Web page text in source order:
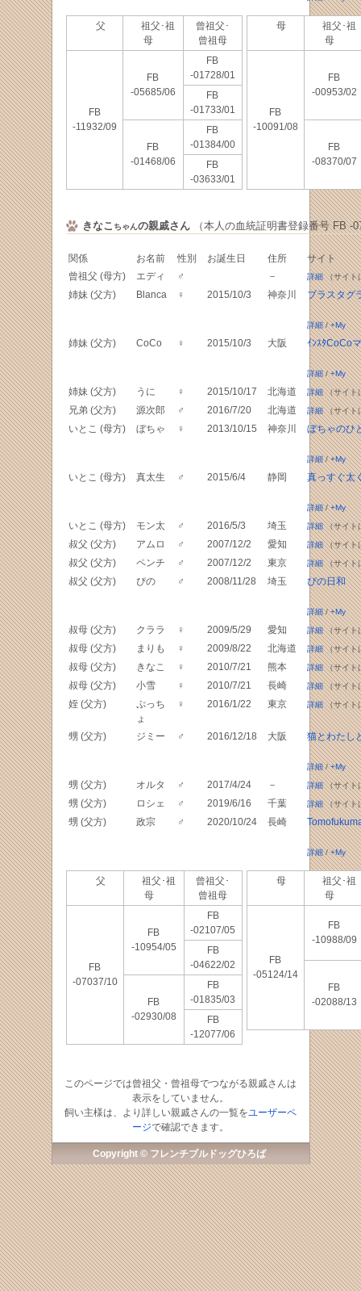
父
祖父･祖
母
曾祖父･
曾祖母
FB
-11932/09
FB
-05685/06
FB
-01728/01
FB
-01733/01
FB
-01468/06
FB
-01384/00
FB
-03633/01
母
祖父･祖
母
FB
-10091/08
FB
-00953/02
FB
-08370/07
きなこ ちゃんの親戚さん（本人の血統証明書登録番号 FB -
関係 お名前 性別 お誕生日 住所
サイト
曾祖父 (母方)
エディ ♂ － 詳細（サイト
姉妹 (父方) Blanca ♀ 2015/10/3 神奈川 ブラスタグ
詳細/+My
姉妹 (父方) CoCo ♀ 2015/10/3 大阪 ｲﾝｽﾀCoCo
詳細/+My
姉妹 (父方) うに ♀ 2015/10/17 北海道 詳細（サイト
兄弟 (父方) 源次郎 ♂ 2016/7/20 北海道 詳細（サイト
いとこ (母方) ぼちゃ ♀ 2013/10/15 神奈川 ぼちゃのひ
詳細/+My
いとこ (母方) 真太生 ♂ 2015/6/4 静岡 真っすぐ太
詳細/+My
いとこ (母方) モン太 ♂ 2016/5/3 埼玉 詳細（サイト
叔父 (父方) アムロ ♂ 2007/12/2 愛知 詳細（サイト
叔父 (父方) ペンチ ♂ 2007/12/2 東京 詳細（サイト
叔父 (父方) ぴの ♂ 2008/11/28 埼玉 ぴの日和
詳細/+My
叔母 (父方) クララ ♀ 2009/5/29 愛知 詳細（サイト
叔母 (父方) まりも ♀ 2009/8/22 北海道 詳細（サイト
叔母 (父方) きなこ ♀ 2010/7/21 熊本 詳細（サイト
叔母 (父方) 小雪 ♀ 2010/7/21 長崎 詳細（サイト
姪 (父方)
ぷっち
ょ
♀ 2016/1/22 東京 詳細（サイト
甥 (父方) ジミー ♂ 2016/12/18 大阪 猫とわたし
詳細/+My
甥 (父方) オルタ ♂ 2017/4/24 － 詳細（サイト
甥 (父方) ロシェ ♂ 2019/6/16 千葉 詳細（サイト
甥 (父方) 政宗 ♂ 2020/10/24 長崎
詳細/+My
父
祖父･祖
母
曾祖父･
曾祖母
FB
-07037/10
FB
-10954/05
FB
-02107/05
FB
-04622/02
FB
-02930/08
FB
-01835/03
FB
-12077/06
母
祖父･祖
母
FB
-05124/14
FB
-10988/09
FB
-02088/13
このページでは曾祖父・曾祖母でつながる親戚さんは
表示をしていません。
飼い主様は、より詳しい親戚さんの一覧をユーザーペ
ージで確認できます。
Copyright © フレンチブルドッグひろば